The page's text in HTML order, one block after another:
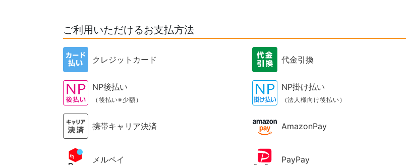
ご利用いただけるお支払方法
クレジットカード 代金引換
NP後払い
（後払い※少額）
NP掛け払い
（法人様向け後払い）
携帯キャリア決済 AmazonPay
メルペイ PayPay